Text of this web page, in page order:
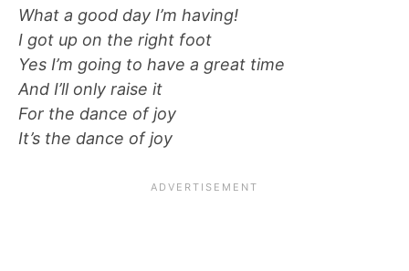
What a good day I’m having!
I got up on the right foot
Yes I’m going to have a great time
And I’ll only raise it
For the dance of joy
It’s the dance of joy